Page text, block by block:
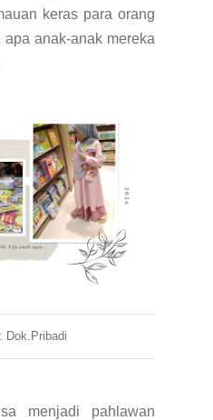
keras para orang
anak-anak mereka
Dok.Pribadi
menjadi pahlawan